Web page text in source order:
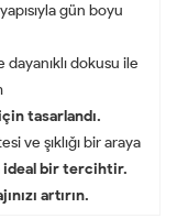
gün boyu
dokusu ile
tasarlandı.
ve şıklığı bir araya
bir tercihtir.
artırın.